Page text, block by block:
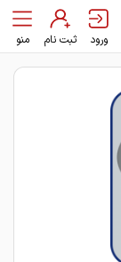
ورود ثبت نام منو